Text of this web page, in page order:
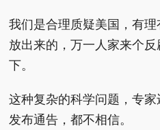
我们是合理质疑美国，有
放出来的，万一人家来个
下。
这种复杂的科学问题，专
发布通告，都不相信。